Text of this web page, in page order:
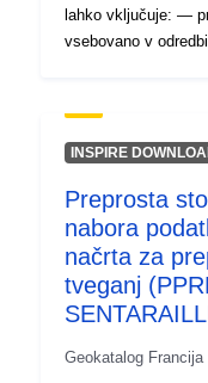
lahko vključuje: — predpisano področje uporabe,
vsebovano v
(PM1 za PPRN in
ustreza ovojnici, v
učinkovati od
predpisano
(naravna ali tehnološka); — obseg
tveganju, ki ustreza
Ta odobreni obseg
so bile proučene
INSPIRE
Preprosta
nabora
načrta za
tveganj
Geokatalog Francija